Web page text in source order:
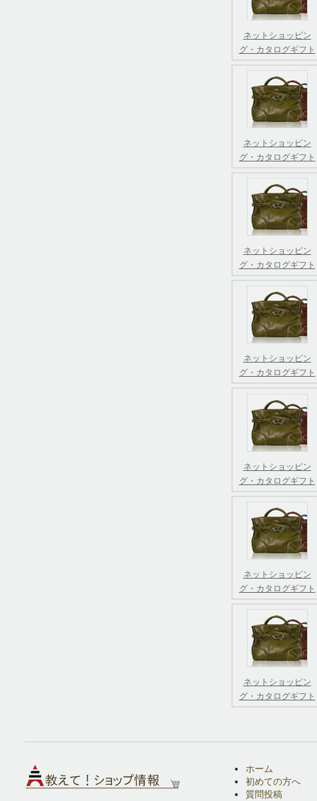
ネットショッピン
グ・カタログギフト
ネットショッピン
グ・カタログギフト
ネットショッピン
グ・カタログギフト
ネットショッピン
グ・カタログギフト
ネットショッピン
グ・カタログギフト
ネットショッピン
グ・カタログギフト
ネットショッピン
グ・カタログギフト
ホーム
初めての方へ
質問投稿